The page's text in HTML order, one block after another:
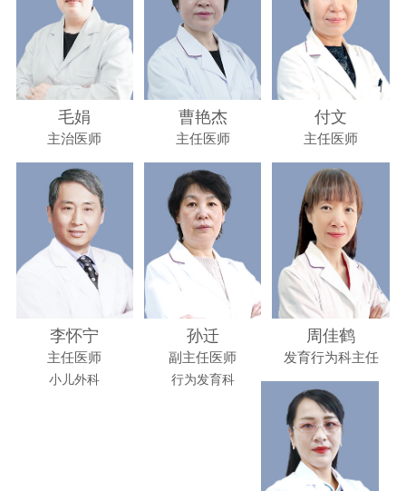
毛娟
主治医师
曹艳杰
主任医师
付文
主任医师
李怀宁
主任医师
小儿外科
孙迁
副主任医师
行为发育科
周佳鹤
发育行为科主任